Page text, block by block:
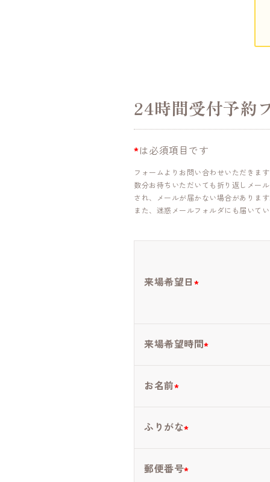
24時間受付予約
*は必須項目です
フォームよりお問い合わせいただきま
数分お待ちいただいても折り返しメー
され、メールが届かない場合がありま
また、迷惑メールフォルダにも届いて
来場希望日
来場希望時間
お名前
ふりがな
郵便番号